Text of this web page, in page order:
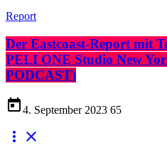
Report
Der Eastcoast-Report mit
PELI ONE Studio New
PODCAST)
today4. September 2023 65
more_vert close